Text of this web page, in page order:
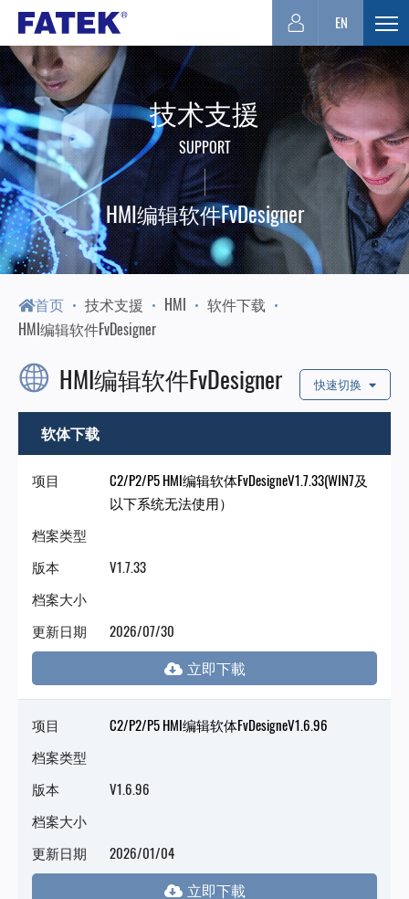
台
湾
FATEK
永
宏
PLC-
厦
门
永
陞
科
技
展
开
选
单
EN
技术支援
SUPPORT
HMI编辑软件FvDesigner
首页 技术支援 HMI
软件下载
HMI编辑软件FvDesigner
快速切换
HMI编辑软件FvDesigner
软体下载
项目
C2/P2/P5 HMI编辑软体FvDesigneV1.7.33(WIN7及
以下系统无法使用）
档案类型
版本
V1.7.33
档案大小
更新日期
2026/07/30
项目
C2/P2/P5 HMI编辑软体FvDesigneV1.6.96
档案类型
版本
V1.6.96
档案大小
更新日期
2026/01/04